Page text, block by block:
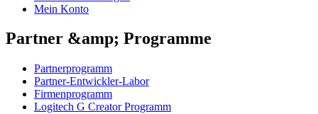
Mein Konto
Partner &amp; Programme
Partnerprogramm
Partner-Entwickler-Labor
Firmenprogramm
Logitech G Creator Programm